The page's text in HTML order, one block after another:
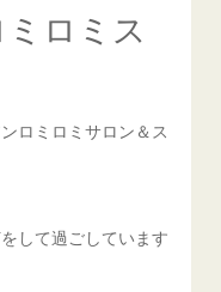
ロミス
ミロミサロン＆ス
して過ごしています